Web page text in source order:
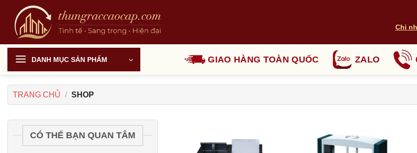
Chuyển
dung
Chi
DANH MỤC SẢN PHẨM GIAO HÀNG TOÀN QUỐC ZALO
TRANG CHỦ / SHOP
CÓ THỂ BẠN QUAN TÂM